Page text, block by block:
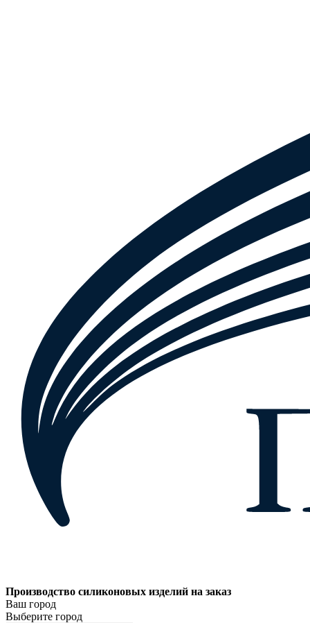
Производство силиконовых изделий на заказ
Ваш город
Выберите город